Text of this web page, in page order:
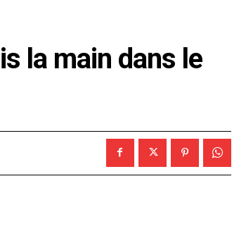
la main dans le